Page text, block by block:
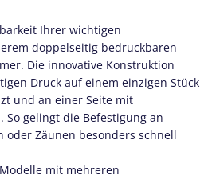
Ihrer wichtigen
doppelseitig bedruckbaren
Druck auf einem einzigen Stück
und an einer Seite mit
gelingt die Befestigung an
oder Zäunen besonders schnell
mit mehreren